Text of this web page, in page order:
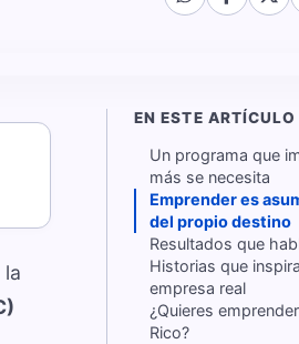
EN ESTE ARTÍCULO
Un programa que
más se necesita
Emprender es
del propio destino
Resultados que
Historias que
empresa real
¿Quieres
Rico?